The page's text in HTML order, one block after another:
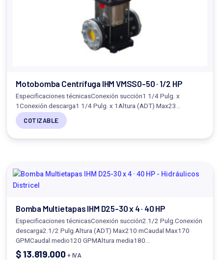
Motobomba Centrífuga IHM VMSS0-50 · 1/2 HP
Especificaciones técnicasConexión succión1 1/4 Pulg. x
1Conexión descarga1 1/4 Pulg. x 1Altura (ADT) Max23…
COTIZABLE
Bomba Multietapas IHM D25-30 x 4 · 40 HP
Especificaciones técnicasConexión succión2.1/2 Pulg.Conexión
descarga2.1/2 Pulg.Altura (ADT) Max210 mCaudal Max170
GPMCaudal medio120 GPMAltura media180…
$13.819.000 + IVA